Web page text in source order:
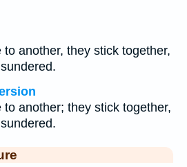
another, they stick together,
another; they stick together,